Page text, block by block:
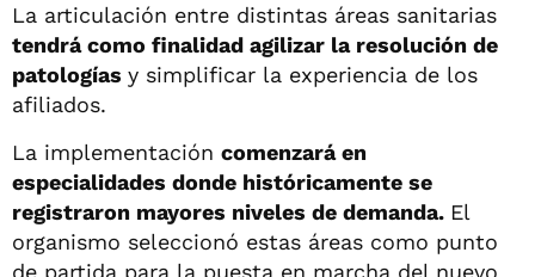
La articulación entre distintas áreas sanitarias
tendrá como finalidad agilizar la resolución de
patologías y simplificar la experiencia de los
afiliados.
La implementación comenzará en
especialidades donde históricamente se
registraron mayores niveles de demanda. El
organismo seleccionó estas áreas como punto
de partida para la puesta en marcha del nuevo